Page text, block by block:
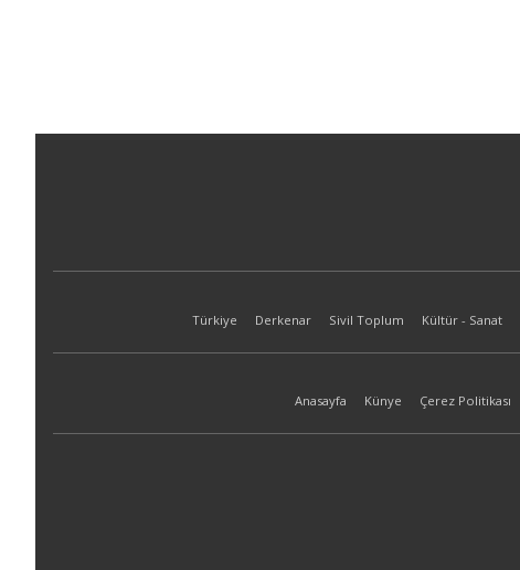
Türkiye Derkenar Sivil Toplum Kültür - Sanat
Anasayfa Künye Çerez Politikası